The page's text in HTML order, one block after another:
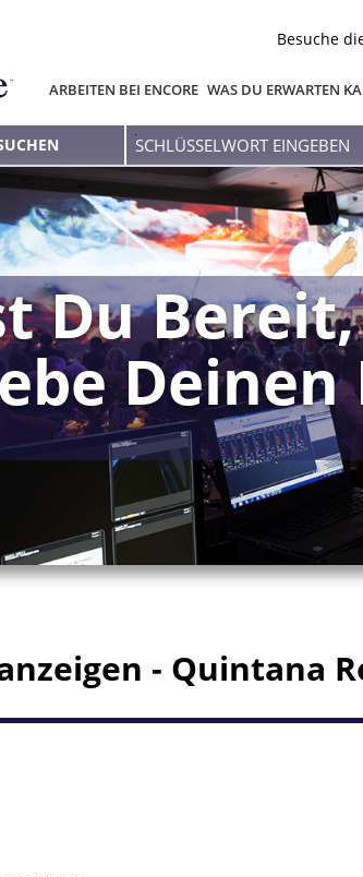
Besuche
ARBEITEN BEI ENCORE WAS DU ERWARTEN
Schlüsselwort
eingeben
Du
- Quintana